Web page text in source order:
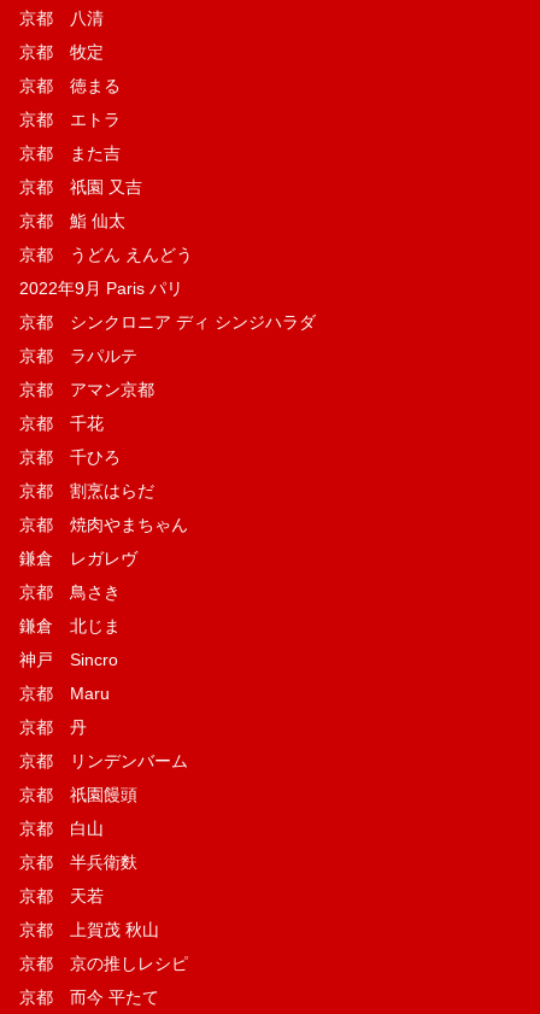
京都 八清
京都 牧定
京都 徳まる
京都 エトラ
京都 また吉
京都 祇園 又吉
京都 鮨 仙太
京都 うどん えんどう
2022年9月 Paris パリ
京都 シンクロニア ディ シンジハラダ
京都 ラパルテ
京都 アマン京都
京都 千花
京都 千ひろ
京都 割烹はらだ
京都 焼肉やまちゃん
鎌倉 レガレヴ
京都 鳥さき
鎌倉 北じま
神戸 Sincro
京都 Maru
京都 丹
京都 リンデンバーム
京都 祇園饅頭
京都 白山
京都 半兵衛麩
京都 天若
京都 上賀茂 秋山
京都 京の推しレシピ
京都 而今 平たて